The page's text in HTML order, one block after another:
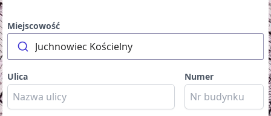
Miejscowość
Juchnowiec Kościelny
Ulica Numer